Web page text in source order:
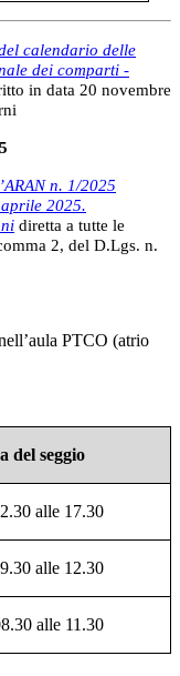
calendario delle
dei comparti -
in data 20 novembre
n. 1/2025
2025.
diretta a tutte le
2, del D.Lgs. n.
PTCO (atrio
del seggio
alle 17.30
alle 12.30
alle 11.30